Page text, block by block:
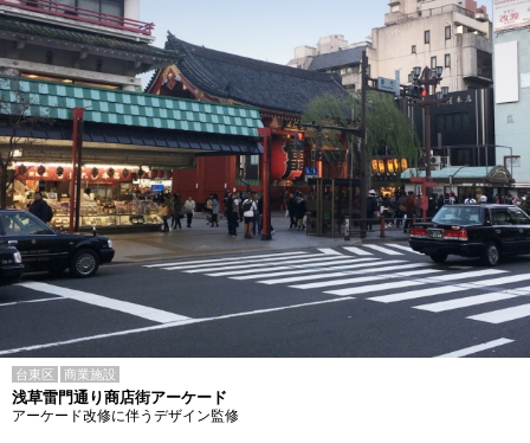
台東区 商業施設
浅草雷門通り商店街アーケード
アーケード改修に伴うデザイン監修